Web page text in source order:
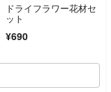
ドライフラワー花材セ
ット
¥690